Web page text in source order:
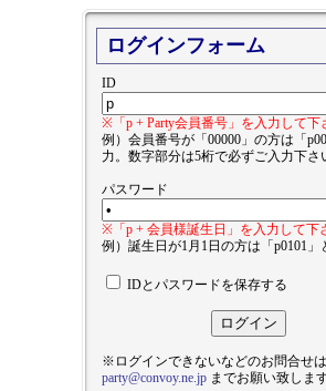
ログインフォーム
ID
※「p + Party会員番号」を入力して下
例）会員番号が「00000」の方は「
力。数字部分は5桁で必ずご入力下さ
パスワード
※「p + 会員様誕生日」を入力して下
例）誕生日が1月1日の方は「p0101」
IDとパスワードを保存する
※ログインできないなどのお問合せは
party@convoy.ne.jp までお願い致します